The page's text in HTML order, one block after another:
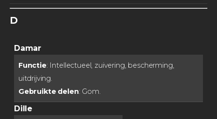
D
Damar
Functie: Intellectueel, zuivering, bescherming,
uitdrijving.
Gebruikte delen: Gom.
Dille